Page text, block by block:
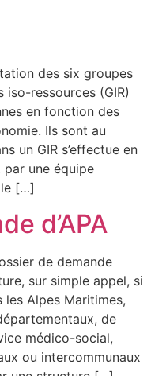
des six groupes
iso-ressources (GIR)
en fonction des
Ils sont au
un GIR s’effectue en
une équipe
[…]
d’APA
de demande
sur simple appel, si
les Alpes Maritimes,
de
médico-social,
ou intercommunaux